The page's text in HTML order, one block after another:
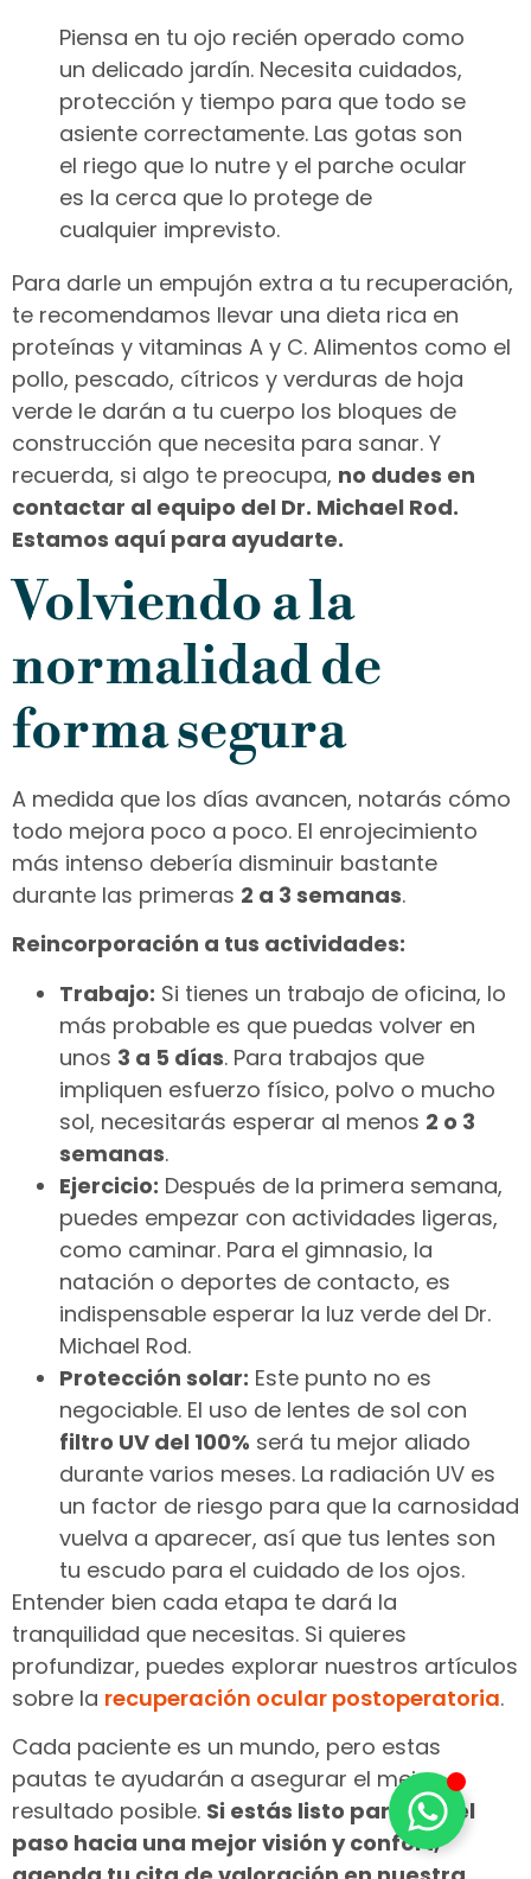
Piensa en tu ojo recién operado como
un delicado jardín. Necesita cuidados,
protección y tiempo para que todo se
asiente correctamente. Las gotas son
el riego que lo nutre y el parche ocular
es la cerca que lo protege de
cualquier imprevisto.
Para darle un empujón extra a tu recuperación,
te recomendamos llevar una dieta rica en
proteínas y vitaminas A y C. Alimentos como el
pollo, pescado, cítricos y verduras de hoja
verde le darán a tu cuerpo los bloques de
construcción que necesita para sanar. Y
recuerda, si algo te preocupa, no dudes en
contactar al equipo del Dr. Michael Rod.
Estamos aquí para ayudarte.
Volviendo a la
normalidad de
forma segura
A medida que los días avancen, notarás cómo
todo mejora poco a poco. El enrojecimiento
más intenso debería disminuir bastante
durante las primeras 2 a 3 semanas.
Reincorporación a tus actividades:
Trabajo: Si tienes un trabajo de oficina, lo
más probable es que puedas volver en
unos 3 a 5 días. Para trabajos que
impliquen esfuerzo físico, polvo o mucho
sol, necesitarás esperar al menos 2 o 3
semanas.
Ejercicio: Después de la primera semana,
puedes empezar con actividades ligeras,
como caminar. Para el gimnasio, la
natación o deportes de contacto, es
indispensable esperar la luz verde del Dr.
Michael Rod.
Protección solar: Este punto no es
negociable. El uso de lentes de sol con
filtro UV del 100% será tu mejor aliado
durante varios meses. La radiación UV es
un factor de riesgo para que la carnosidad
vuelva a aparecer, así que tus lentes son
tu escudo para el cuidado de los ojos.
Entender bien cada etapa te dará la
tranquilidad que necesitas. Si quieres
profundizar, puedes explorar nuestros artículos
sobre la recuperación ocular postoperatoria.
Cada paciente es un mundo, pero estas
pautas te ayudarán a asegurar el mejor
resultado posible. Si estás listo para dar el
paso hacia una mejor visión y confort,